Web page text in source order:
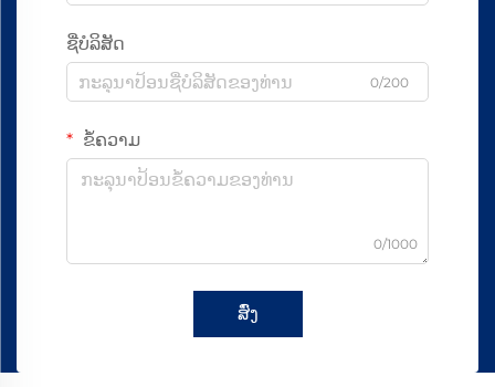
ຊື່ບໍລິສັດ
0/200
ຂໍ້ຄວາມ
0/1000
ສົ່ງ